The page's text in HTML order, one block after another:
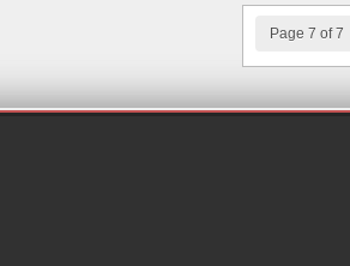
Page 7 of 7